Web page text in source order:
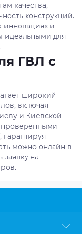
качества,
конструкций.
инновациях и
идеальными для
ГВЛ с
широкий
включая
и Киевской
проверенными
гарантируя
можно онлайн в
заявку на